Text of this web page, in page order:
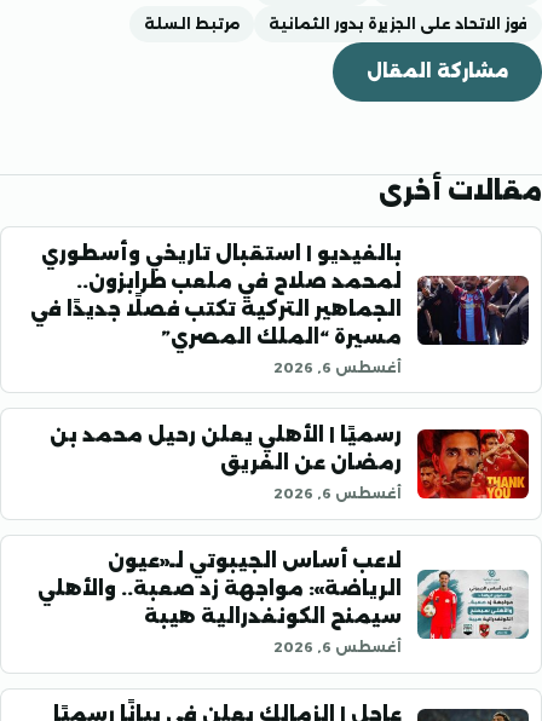
على الجزيرة بدور الثمانية
مرتبط السلة
المقال
أخرى
بالفيديو | استقبال تاريخي وأسطوري
لمحمد صلاح في ملعب طرابزون..
الجماهير التركية تكتب فصلًا جديدًا في
مسيرة “الملك المصري”
أغسطس 6, 2026
رسميًا | الأهلي يعلن رحيل محمد بن
رمضان عن الفريق
أغسطس 6, 2026
لاعب أساس الجيبوتي لـ«عيون
الرياضة»: مواجهة زد صعبة.. والأهلي
سيمنح الكونفدرالية هيبة
أغسطس 6, 2026
عاجل | الزمالك يعلن في بيانًا رسميًا